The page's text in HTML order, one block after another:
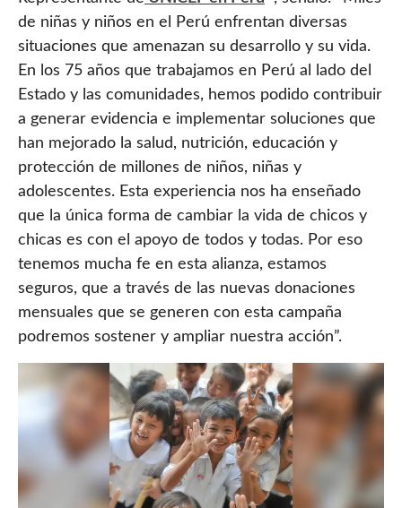
de niñas y niños en el Perú enfrentan diversas
situaciones que amenazan su desarrollo y su vida.
En los 75 años que trabajamos en Perú al lado del
Estado y las comunidades, hemos podido contribuir
a generar evidencia e implementar soluciones que
han mejorado la salud, nutrición, educación y
protección de millones de niños, niñas y
adolescentes. Esta experiencia nos ha enseñado
que la única forma de cambiar la vida de chicos y
chicas es con el apoyo de todos y todas. Por eso
tenemos mucha fe en esta alianza, estamos
seguros, que a través de las nuevas donaciones
mensuales que se generen con esta campaña
podremos sostener y ampliar nuestra acción”.